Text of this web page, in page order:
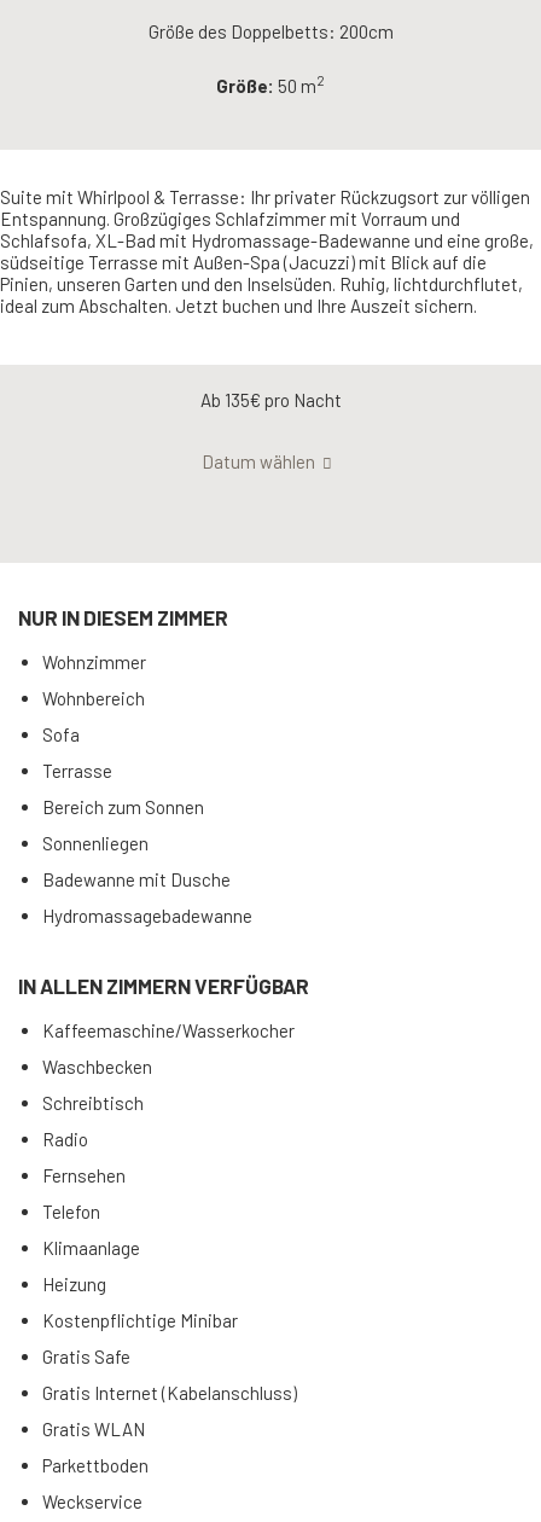
Größe des Doppelbetts: 200cm
Größe: 50 m2
Suite mit Whirlpool & Terrasse: Ihr privater Rückzugsort zur völligen
Entspannung. Großzügiges Schlafzimmer mit Vorraum und
Schlafsofa, XL-Bad mit Hydromassage-Badewanne und eine große,
südseitige Terrasse mit Außen-Spa (Jacuzzi) mit Blick auf die
Pinien, unseren Garten und den Inselsüden. Ruhig, lichtdurchflutet,
ideal zum Abschalten. Jetzt buchen und Ihre Auszeit sichern.
Ab 135€ pro Nacht
Datum wählen
NUR IN DIESEM ZIMMER
Wohnzimmer
Wohnbereich
Sofa
Terrasse
Bereich zum Sonnen
Sonnenliegen
Badewanne mit Dusche
Hydromassagebadewanne
IN ALLEN ZIMMERN VERFÜGBAR
Kaffeemaschine/Wasserkocher
Waschbecken
Schreibtisch
Radio
Fernsehen
Telefon
Klimaanlage
Heizung
Kostenpflichtige Minibar
Gratis Safe
Gratis Internet (Kabelanschluss)
Gratis WLAN
Parkettboden
Weckservice